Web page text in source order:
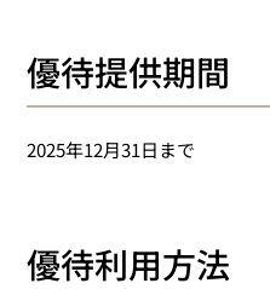
優待利用方法
優待提供期間
2025年12月31日まで